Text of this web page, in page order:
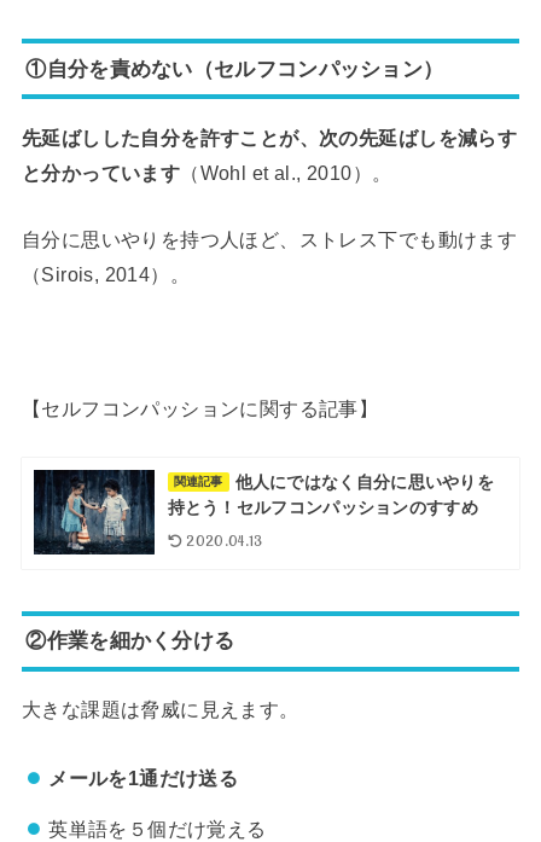
①自分を責めない（セルフコンパッション）
先延ばしした自分を許すことが、次の先延ばしを減らす
と分かっています （Wohl et al., 2010）。
自分に思いやりを持つ人ほど、ストレス下でも動けます
（Sirois, 2014）。
【セルフコンパッションに関する記事】
関連記事
他人にではなく自分に思いやりを
持とう！セルフコンパッションのすすめ
2020.04.13
②作業を細かく分ける
大きな課題は脅威に見えます。
メールを1通だけ送る
英単語を５個だけ覚える